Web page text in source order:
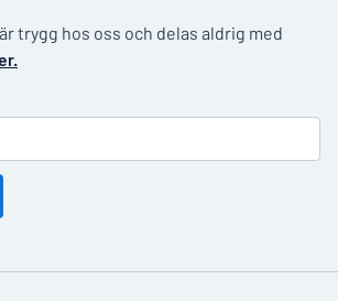
trygg hos oss och delas aldrig med